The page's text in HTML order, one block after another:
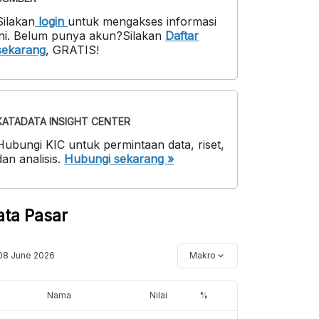
login untuk mengakses informasi
. Belum punya akun?Silakan Daftar
, GRATIS!
INSIGHT CENTER
KIC untuk permintaan data, riset,
analisis. Hubungi sekarang »
Pasar
June 2026 Makro
Nama Nilai %